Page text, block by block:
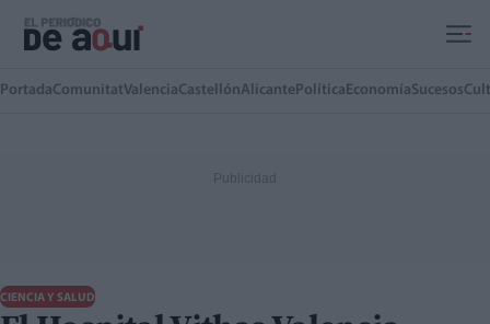
PortadaComunitatValenciaCastellónAlicante Política EconomíaSucesos
CIENCIA Y SALUD